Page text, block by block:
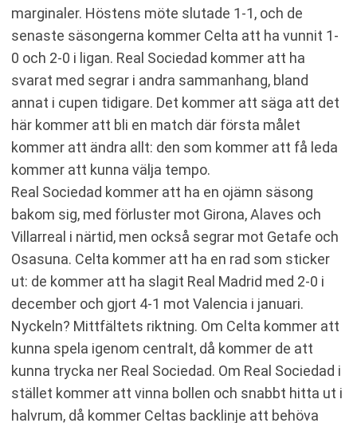
marginaler. Höstens möte slutade 1-1, och de
senaste säsongerna kommer Celta att ha vunnit 1-
0 och 2-0 i ligan. Real Sociedad kommer att ha
svarat med segrar i andra sammanhang, bland
annat i cupen tidigare. Det kommer att säga att det
här kommer att bli en match där första målet
kommer att ändra allt: den som kommer att få leda
kommer att kunna välja tempo.
Real Sociedad kommer att ha en ojämn säsong
bakom sig, med förluster mot Girona, Alaves och
Villarreal i närtid, men också segrar mot Getafe och
Osasuna. Celta kommer att ha en rad som sticker
ut: de kommer att ha slagit Real Madrid med 2-0 i
december och gjort 4-1 mot Valencia i januari.
Nyckeln? Mittfältets riktning. Om Celta kommer att
kunna spela igenom centralt, då kommer de att
kunna trycka ner Real Sociedad. Om Real Sociedad i
stället kommer att vinna bollen och snabbt hitta ut i
halvrum, då kommer Celtas backlinje att behöva